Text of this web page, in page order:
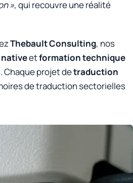
», qui recouvre une réalité
Thebault Consulting, nos
etformation technique
Chaque projet detraduction
de traduction sectorielles